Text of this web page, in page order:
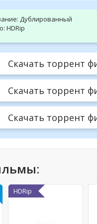
Дублированный
HDRip
Скачать торрент
Скачать торрент
Скачать торрент
HDRip